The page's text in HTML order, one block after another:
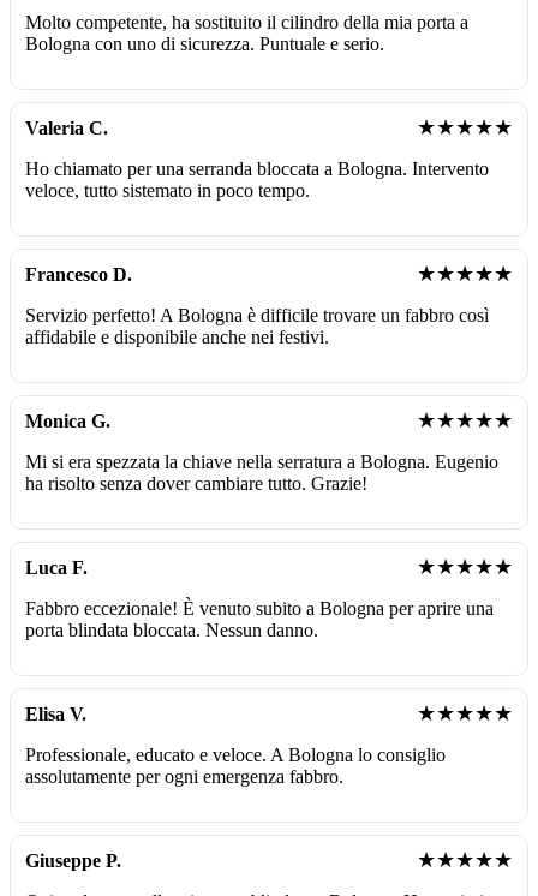
Molto competente, ha sostituito il cilindro della mia porta a
Bologna con uno di sicurezza. Puntuale e serio.
Valeria C. ★★★★★
Ho chiamato per una serranda bloccata a Bologna. Intervento
veloce, tutto sistemato in poco tempo.
Francesco D. ★★★★★
Servizio perfetto! A Bologna è difficile trovare un fabbro così
affidabile e disponibile anche nei festivi.
Monica G. ★★★★★
Mi si era spezzata la chiave nella serratura a Bologna. Eugenio
ha risolto senza dover cambiare tutto. Grazie!
Luca F. ★★★★★
Fabbro eccezionale! È venuto subito a Bologna per aprire una
porta blindata bloccata. Nessun danno.
Elisa V. ★★★★★
Professionale, educato e veloce. A Bologna lo consiglio
assolutamente per ogni emergenza fabbro.
Giuseppe P. ★★★★★